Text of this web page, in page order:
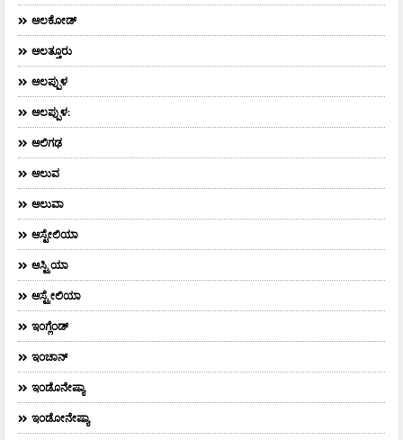
ಆಲಕೋಡ್
ಆಲತ್ತೂರು
ಆಲಪ್ಪುಳ
ಆಲಪ್ಪುಳ:
ಆಲಿಗಢ
ಆಲುವ
ಆಲುವಾ
ಆಸ್ಟೇಲಿಯಾ
ಆಸ್ಟ್ರಿಯಾ
ಆಸ್ಟ್ರೇಲಿಯಾ
ಇಂಗ್ಲೆಂಡ್
ಇಂಚಾನ್
ಇಂಡೊನೇಷ್ಯಾ
ಇಂಡೋನೇಷ್ಯಾ